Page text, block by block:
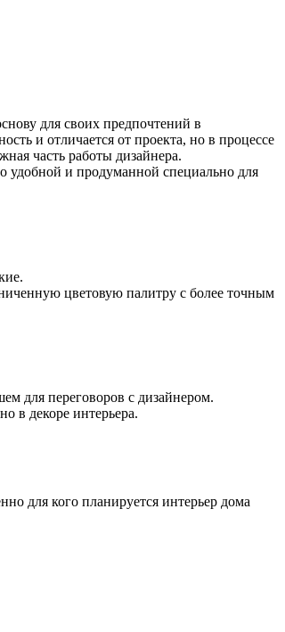
для своих предпочтений в
и отличается от проекта, но в процессе
часть работы дизайнера.
удобной и продуманной специально для
цветовую палитру с более точным
для переговоров с дизайнером.
в декоре интерьера.
для кого планируется интерьер дома